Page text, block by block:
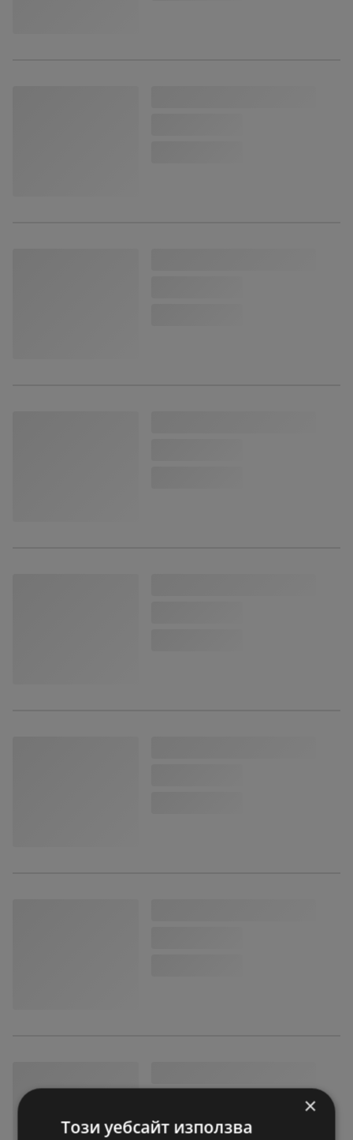
×
Този уебсайт използва